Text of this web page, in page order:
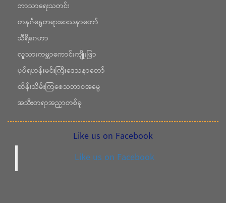
ဘာသာရေးသတင်း
တနင်္ဂနွေတရားဒေသနာတော်
သီရိဂေဟာ
လူသားကမ္ဘာကောင်းကျိုးဖြာ
ပုပ်ရဟန်းမင်းကြီးဒေသနာတော်
ထိန်းသိမ်းကြစေသဘာဝအမွေ
အသီးတရာအညှာတစ်ခု
Like us on Facebook
Like us on Facebook